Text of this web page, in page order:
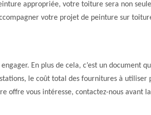
appropriée, votre toiture sera non
votre projet de peinture sur
En plus de cela, c’est un document
le coût total des fournitures à utiliser
offre vous intéresse, contactez-nous avant